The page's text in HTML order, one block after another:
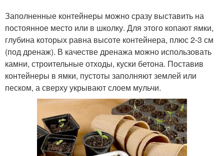
Заполненные контейнеры можно сразу выставить на
постоянное место или в школку. Для этого копают ямки,
глубина которых равна высоте контейнера, плюс 2-3 см
(под дренаж). В качестве дренажа можно использовать
камни, строительные отходы, куски бетона. Поставив
контейнеры в ямки, пустоты заполняют землей или
песком, а сверху укрывают слоем мульчи.